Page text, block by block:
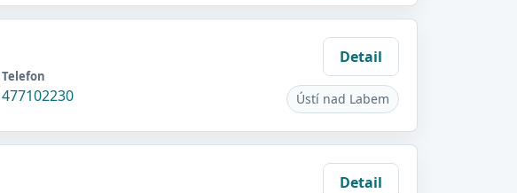
Telefon
477102230
Detail
Ústí nad Labem
Detail